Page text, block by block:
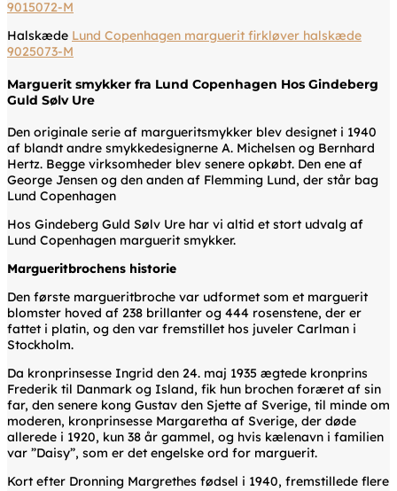
9015072-M
Halskæde Lund Copenhagen marguerit firkløver halskæde
9025073-M
Marguerit smykker fra Lund Copenhagen Hos Gindeberg
Guld Sølv Ure
Den originale serie af margueritsmykker blev designet i 1940
af blandt andre smykkedesignerne A. Michelsen og Bernhard
Hertz. Begge virksomheder blev senere opkøbt. Den ene af
George Jensen og den anden af Flemming Lund, der står bag
Lund Copenhagen
Hos Gindeberg Guld Sølv Ure har vi altid et stort udvalg af
Lund Copenhagen marguerit smykker.
Margueritbrochens historie
Den første margueritbroche var udformet som et marguerit
blomster hoved af 238 brillanter og 444 rosenstene, der er
fattet i platin, og den var fremstillet hos juveler Carlman i
Stockholm.
Da kronprinsesse Ingrid den 24. maj 1935 ægtede kronprins
Frederik til Danmark og Island, fik hun brochen foræret af sin
far, den senere kong Gustav den Sjette af Sverige, til minde om
moderen, kronprinsesse Margaretha af Sverige, der døde
allerede i 1920, kun 38 år gammel, og hvis kælenavn i familien
var ”Daisy”, som er det engelske ord for marguerit.
Kort efter Dronning Margrethes fødsel i 1940, fremstillede flere